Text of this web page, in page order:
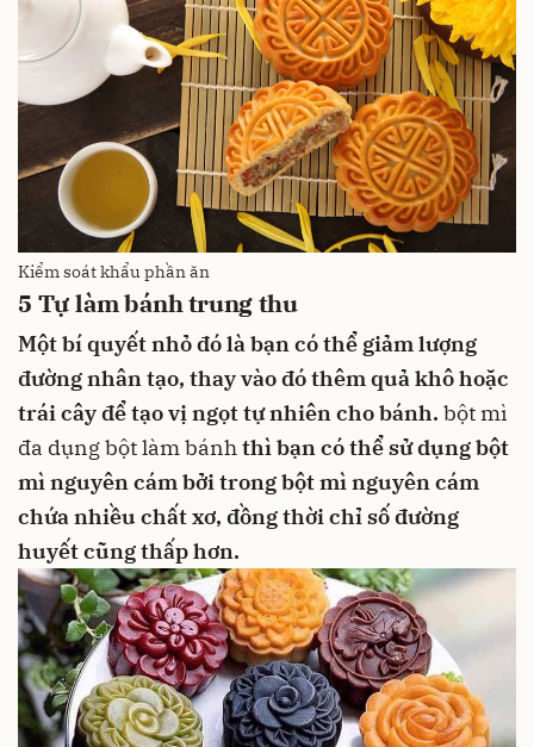
Kiểm soát khẩu phần ăn
5 Tự làm bánh trung thu
Một bí quyết nhỏ đó là bạn có thể giảm lượng
đường nhân tạo, thay vào đó thêm quả khô hoặc
trái cây để tạo vị ngọt tự nhiên cho bánh. bột mì
đa dụngbột làm bánhthì bạn có thể sử dụngbột
mì nguyên cámbởi trong bột mì nguyên cám
chứa nhiều chất xơ, đồng thời chỉ số đường
huyết cũng thấp hơn.